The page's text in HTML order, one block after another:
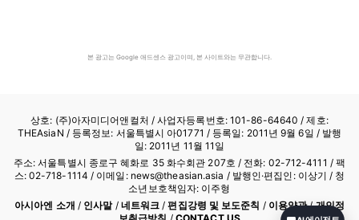
본 광고는 Google 애드센스 광고이며, 본 사이트와는 무관합니다.
상호: (주)아자미디어앤컬처 /사업자등록번호: 101-86-64640 / 제호:
THEAsiaN / 등록정보: 서울특별시 아01771 / 등록일: 2011년 9월 6일 / 발행
일: 2011년 11월 11일
주소: 서울특별시 종로구 혜화로 35 화수회관 207호 / 전화: 02-712-4111 / 팩
스: 02-718-1114 / 이메일: news@theasian.asia / 발행인·편집인: 이상기 / 청
소년보호책임자: 이주형
아시아엔 소개 / 인사말/ 네트워크 /편집강령 및 보도준칙 / 이용약관/개인정